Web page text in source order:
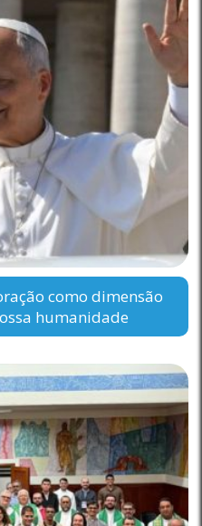
como dimensão
humanidade